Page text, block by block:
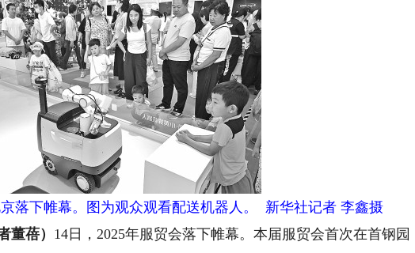
落下帷幕。图为观众观看配送机器人。 新华社记者 李鑫摄
蓓） 14日，2025年服贸会落下帷幕。本届服贸会首次在首钢园